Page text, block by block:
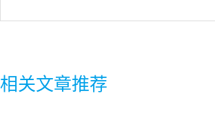
相关文章推荐